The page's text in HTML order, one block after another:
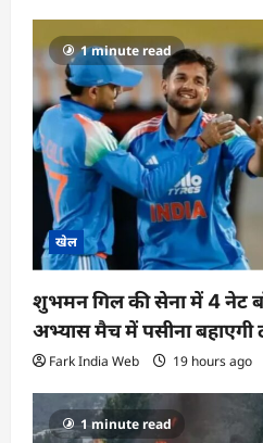
1 minute read
खेल
शुभमन गिल की सेना में 4 नेट
अभ्यास मैच में पसीना बहाएगी
Fark India Web 19 hours ago
1 minute read